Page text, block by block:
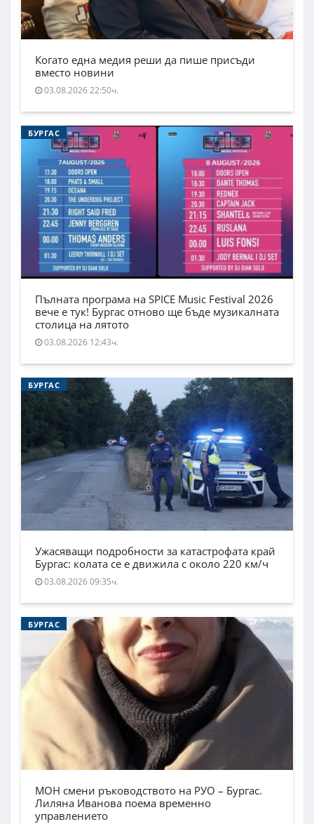
Когато една медия реши да пише присъди
вместо новини
03.08.2026 22:50ч.
БУРГАС
Пълната програма на SPICE Music Festival 2026
вече е тук! Бургас отново ще бъде музикалната
столица на лятото
03.08.2026 12:43ч.
БУРГАС
Ужасяващи подробности за катастрофата край
Бургас: колата се е движила с около 220 км/ч
03.08.2026 09:35ч.
БУРГАС
МОН смени ръководството на РУО – Бургас.
Лиляна Иванова поема временно
управлението